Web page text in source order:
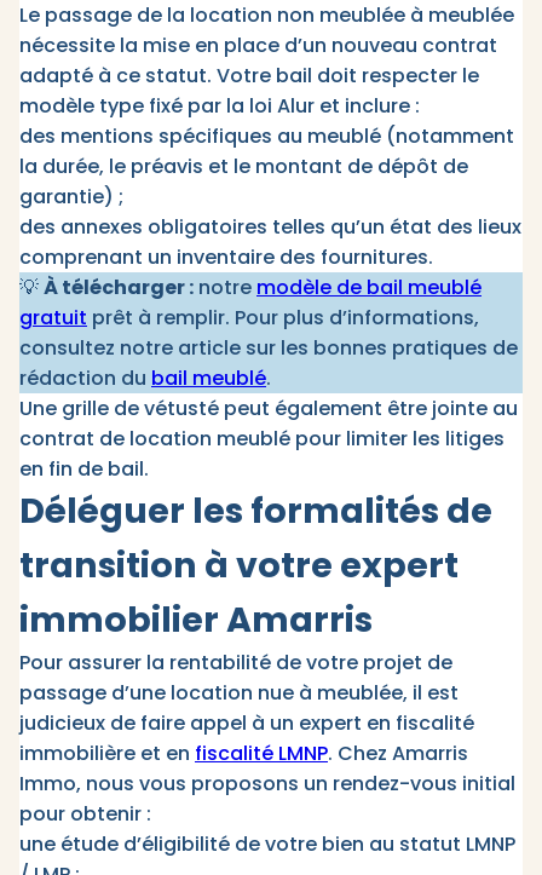
Le passage de la location non meublée à meublée
nécessite la mise en place d’un nouveau contrat
adapté à ce statut. Votre bail doit respecter le
modèle type fixé par la loi Alur et inclure :
des mentions spécifiques au meublé (notamment
la durée, le préavis et le montant de dépôt de
garantie) ;
des annexes obligatoires telles qu’un état des lieux
comprenant un inventaire des fournitures.
💡À télécharger : notre modèle de bail meublé
gratuit prêt à remplir. Pour plus d’informations,
consultez notre article sur les bonnes pratiques de
rédaction du bail meublé.
Une grille de vétusté peut également être jointe au
contrat de location meublé pour limiter les litiges
en fin de bail.
Déléguer les formalités de
transition à votre expert
immobilier Amarris
Pour assurer la rentabilité de votre projet de
passage d’une location nue à meublée, il est
judicieux de faire appel à un expert en fiscalité
immobilière et en fiscalité LMNP. Chez Amarris
Immo, nous vous proposons un rendez-vous initial
pour obtenir :
une étude d’éligibilité de votre bien au statut LMNP